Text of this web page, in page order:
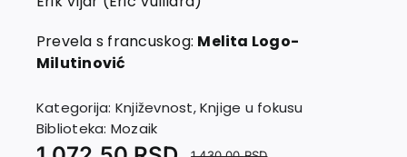
Kontakt
Prevela s francuskog: Melita Logo-
Milutinović
Kategorija: Književnost,Knjige u fokusu
Biblioteka: Mozaik